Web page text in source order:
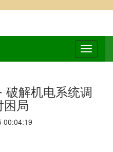
破解机电系统调
局
00:04:19